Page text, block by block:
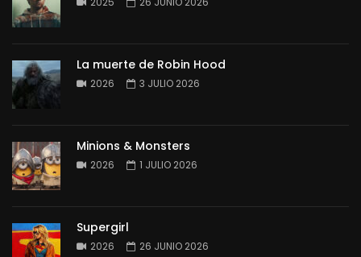
La muerte de Robin Hood
2026 3 JULIO 2026
Minions & Monsters
2026 1 JULIO 2026
Supergirl
2026 26 JUNIO 2026